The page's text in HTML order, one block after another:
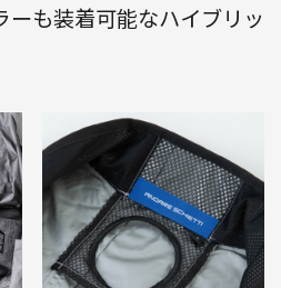
も装着可能なハイブリッ